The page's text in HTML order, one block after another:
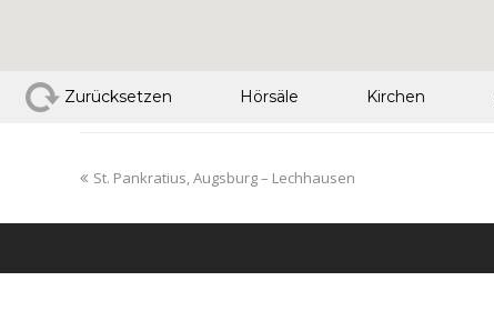
Zurücksetzen Hörsäle Kirchen
St. Pankratius, Augsburg – Lechhausen